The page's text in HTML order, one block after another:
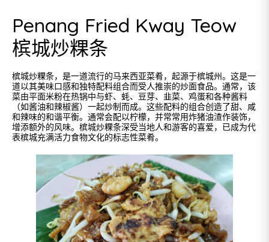
Penang Fried Kway Teow
槟城炒粿条
槟城炒粿条，是一道流行的马来西亚菜肴，起源于槟城州。这是一
道以其美味口感和独特配料组合而受人推崇的炒面食品。通常，该
菜由平面米粉在热锅中与虾、蚝、豆芽、韭菜、鸡蛋和各种酱料
（如酱油和辣椒酱）一起炒制而成。这些配料的组合创造了甜、咸
和辣味的和谐平衡。通常会配以柠檬，并常常用炸猪油渣作装饰，
增添额外的风味。槟城炒粿条深受当地人和游客的喜爱，已成为代
表槟城充满活力食物文化的标志性菜肴。